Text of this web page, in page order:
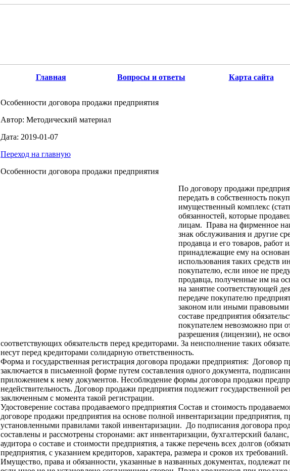
Главная Вопросы и ответы Карта сайта
Особенности договора продажи предприятия
Автор: Методический материал
Дата: 2019-01-07
Переход на главную
Особенности договора продажи предприятия
По договору продажи
передать в собственность
имущественный комплекс
обязанностей, которые
лицам. Права на фирменное
знак обслуживания и другие
продавца и его товаров, работ
принадлежащие ему на
использования таких средств
покупателю, если иное не
продавца, полученные им на
на занятие соответствующей
передаче покупателю
законом или иными правовыми
составе предприятия
покупателем невозможно при
разрешения (лицензии), не
соответствующих обязательств перед кредиторами. За неисполнение таких
несут перед кредиторами солидарную ответственность.
Форма и государственная регистрация договора продажи предприятия: Договор
заключается в письменной форме путем составления одного документа,
приложением к нему документов. Несоблюдение формы договора продажи
недействительность. Договор продажи предприятия подлежит государственной
заключенным с момента такой регистрации.
Удостоверение состава продаваемого предприятия Состав и стоимость
договоре продажи предприятия на основе полной инвентаризации предприятия,
установленными правилами такой инвентаризации. До подписания договора
составлены и рассмотрены сторонами: акт инвентаризации, бухгалтерский
аудитора о составе и стоимости предприятия, а также перечень всех долгов
предприятия, с указанием кредиторов, характера, размера и сроков их требований.
Имущество, права и обязанности, указанные в названных документах, подлежат